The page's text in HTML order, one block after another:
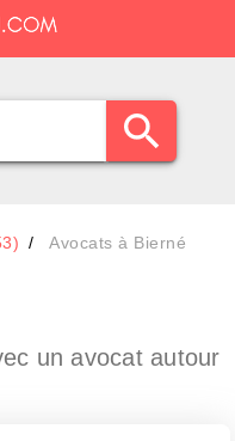
Avocats à Bierné
un avocat autour